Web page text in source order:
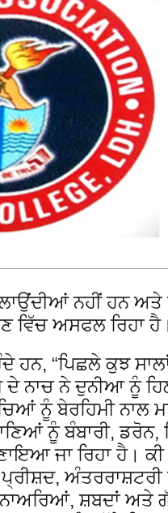
ਨਹੀਂ ਹਨ
ਵਿੱਚ ਅਸਫਲ ਰਿਹਾ
ਹਨ, “ਪਿਛਲੇ ਕੁਝ
ਨਾਚ ਨੇ ਦੁਨੀਆ ਨੂੰ
ਨੂੰ ਬੇਰਹਿਮੀ ਨਾਲ
ਨੂੰ ਬੰਬਾਰੀ,
ਜਾ ਰਿਹਾ ਹੈ।
ਸ਼ਬਦਾਂ ਅਤੇ